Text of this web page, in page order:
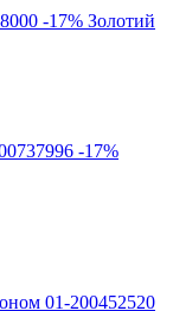
-17% Золотий
-17%